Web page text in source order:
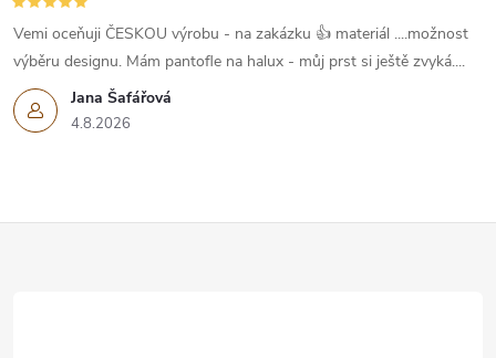
Jana Šafářová
4.8.2026
Vemi oceňuji ČESKOU výrobu - na zakázku 👍 materiál ....možnost
výběru designu. Mám pantofle na halux - můj prst si ještě zvyká....